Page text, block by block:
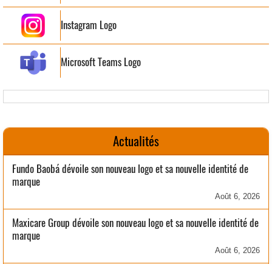
Instagram Logo
Microsoft Teams Logo
Actualités
Fundo Baobá dévoile son nouveau logo et sa nouvelle identité de
marque
Août 6, 2026
Maxicare Group dévoile son nouveau logo et sa nouvelle identité de
marque
Août 6, 2026